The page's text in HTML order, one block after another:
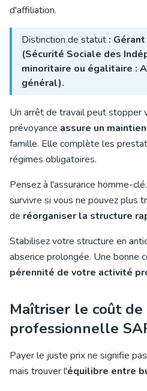
d'affiliation.
Distinction de statut :
(Sécurité Sociale des
minoritaire ou égalitaire :
général).
Un arrêt de travail peut stopper
prévoyance assure un
famille. Elle complète les
régimes obligatoires.
Pensez à l'assurance homme-
survivre si vous ne pouvez plus
de réorganiser la structure
Stabilisez votre structure en
absence prolongée. Une bonne
pérennité de votre activité
Maîtriser le coût
professionnelle
Payer le juste prix ne signifie
mais trouver l'équilibre entre